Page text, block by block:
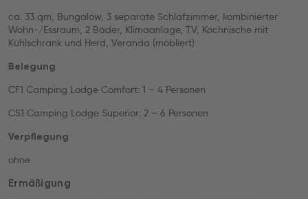
ca. 33 qm, Bungalow, 3 separate Schlafzimmer, kombinierter
Wohn-/Essraum, 2 Bäder, Klimaanlage, TV, Kochnische mit
Kühlschrank und Herd, Veranda (möbliert)
Belegung
CF1 Camping Lodge Comfort: 1 – 4 Personen
CS1 Camping Lodge Superior: 2 – 6 Personen
Verpflegung
ohne
Ermäßigung